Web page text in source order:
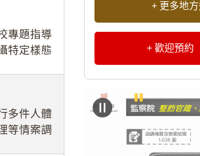
專題指導
特定樣態
多件人體
等情案調
+ 更多地
+ 歡迎預約